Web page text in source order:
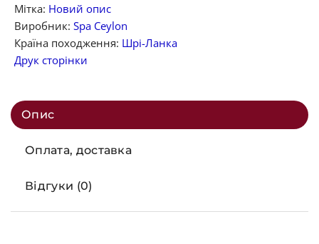
Мітка: Новий опис
Виробник: Spa Ceylon
Країна походження: Шрі-Ланка
Друк сторінки
Опис
Оплата, доставка
Відгуки (0)